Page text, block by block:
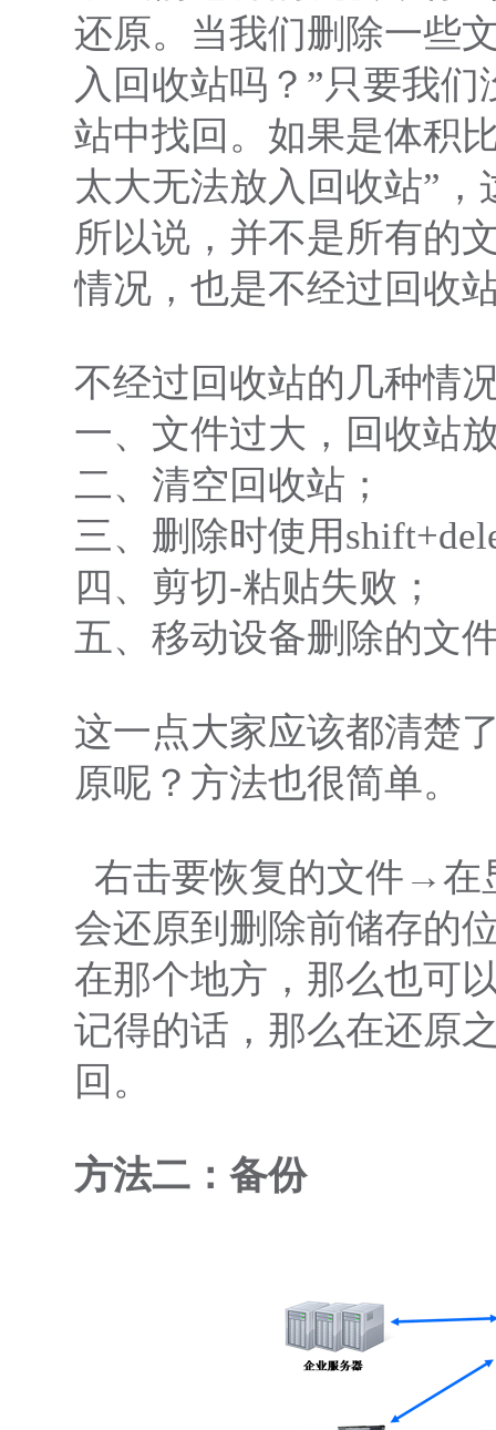
还原。当我们删除一些
入回收站吗？”只要我
站中找回。如果是体积
太大无法放入回收站”
所以说，并不是所有的
情况，也是不经过回收
不经过回收站的几种情
一、文件过大，回收站
二、清空回收站；
三、删除时使用
四、剪切-粘贴失败；
五、移动设备删除的文
这一点大家应该都清楚
原呢？方法也很简单。
右击要恢复的文件→在
会还原到删除前储存的
在那个地方，那么也可
记得的话，那么在还原
回。
方法二：备份